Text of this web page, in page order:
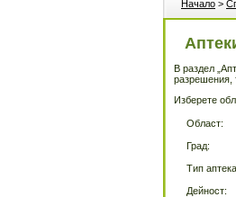
Начало >
В раздел
разрешения,
Изберете
Област:
Град:
Тип
Дейност: